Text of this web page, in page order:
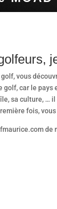
vous
golf, car le pays
sa culture, …
fois,
de